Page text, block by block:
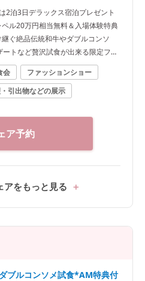
2泊3日デラックス宿泊プレゼント
ペル20万円相当無料＆入場体験特典
ぐ絶品伝統和牛やダブルコンソ
ートなど贅沢試食が出来る限定フェ
会
ファッションショー
引出物などの展示
ア予約
アをもっと見る
ブルコンソメ試食*AM特典付